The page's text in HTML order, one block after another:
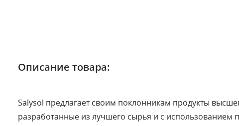
Описание товара:
Salysol предлагает своим поклонникам продукты
разработанные из лучшего сырья и с использованием